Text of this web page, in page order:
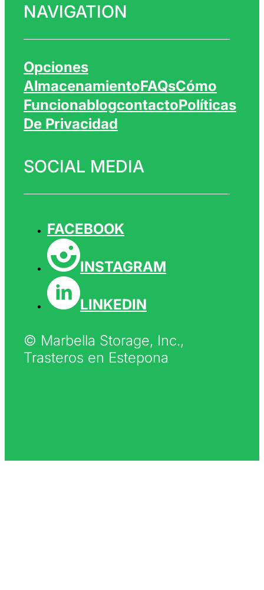
NAVIGATION
Opciones
AlmacenamientoFAQsCómo
FuncionaBlogContactoPolíticas
De Privacidad
SOCIAL MEDIA
FACEBOOK
INSTAGRAM
LINKEDIN
© Marbella Storage, Inc.,
Trasteros en Estepona